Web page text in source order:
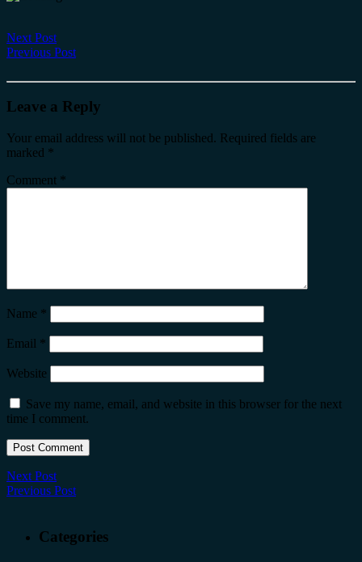
Next Post
Previous Post
Leave a Reply
Your email address will not be published. Required fields are
marked *
Comment *
Name *
Email *
Website
Save my name, email, and website in this browser for the next
time I comment.
Next Post
Previous Post
Categories